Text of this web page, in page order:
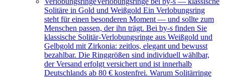
Solitäre in Gold und Weißgold Ein Verlobungsring
steht für einen besonderen Moment — und sollte zum
Menschen passen, der ihn trägt. Bei by-s finden Sie
klassische Solitär-Verlobungsringe aus Weißgold und
Gelbgold mit Zirkonia: zeitlos, elegant und bewusst
bezahlbar. Die Ringgrößen sind individuell wählbar,
der Versand erfolgt versichert und ist innerhalb
Deutschlands ab 80 € kostenfrei. Warum Solitärringe